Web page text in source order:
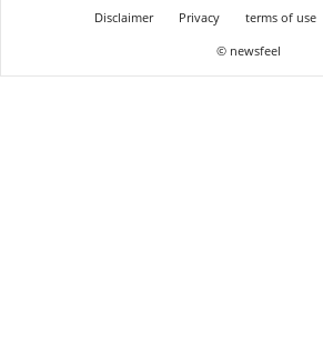
Disclaimer Privacy terms of use
© newsfeel